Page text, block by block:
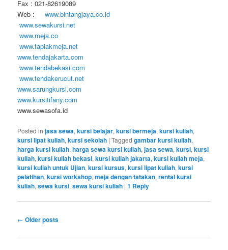
Fax : 021-82619089
Web :
www.bintangjaya.co.id
www.sewakursi.net
www.meja.co
www.taplakmeja.net
www.tendajakarta.com
www.tendabekasi.com
www.tendakerucut.net
www.sarungkursi.com
www.kursitifany.com
www.sewasofa.id
Posted in jasa sewa,kursi belajar,kursi bermeja,kursi kuliah,
kursi lipat kuliah,kursi sekolah |Tagged gambar kursi kuliah,
harga kursi kuliah,harga sewa kursi kuliah,jasa sewa,kursi,kursi
kuliah,kursi kuliah bekasi,kursi kuliah jakarta,kursi kuliah meja,
kursi kuliah untuk Ujian,kursi kursus,kursi lipat kuliah,kursi
pelatihan,kursi workshop,meja dengan tatakan,rental kursi
kuliah,sewa kursi,sewa kursi kuliah |1 Reply
Post navigation
← Older posts